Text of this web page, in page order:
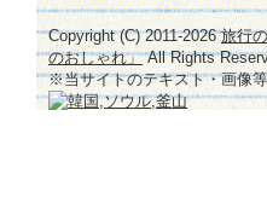
Copyright (C) 2011-2026旅行
のおしゃれ」All Rights
※当サイトのテキスト・画像